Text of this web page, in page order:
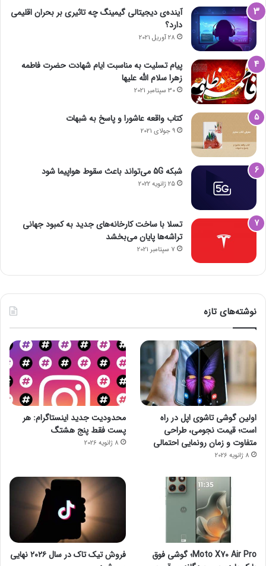
آینده‌ی دیجیتالی گیمینگ چه تاثیری بر بحران اقلیمی
دارد؟
28 آوریل 2021
پیام تسلیت به مناسبت ایام شهادت حضرت فاطمه
زهرا سلام الله علیها
30 سپتامبر 2021
کتاب واقعه عاشورا و پاسخ به شبهات
9 جولای 2021
شبکه 5G می‌تواند باعث سقوط هواپیما شود
25 ژانویه 2022
تسلا با ساخت کارخانه‌های جدید به کمبود جهانی
تراشه‌ها پایان می‌بخشد
7 سپتامبر 2021
نوشته‌های تازه
اولین گوشی تاشوی اپل در راه
است؛ قیمت نجومی، طراحی
متفاوت و زمان رونمایی احتمالی
8 ژانویه 2026
محدودیت جدید اینستاگرام: هر
پست فقط پنج هشتگ
8 ژانویه 2026
Moto X70 Air Pro؛ گوشی فوق
فروش تیک تاک در سال ۲۰۲۶ نهایی